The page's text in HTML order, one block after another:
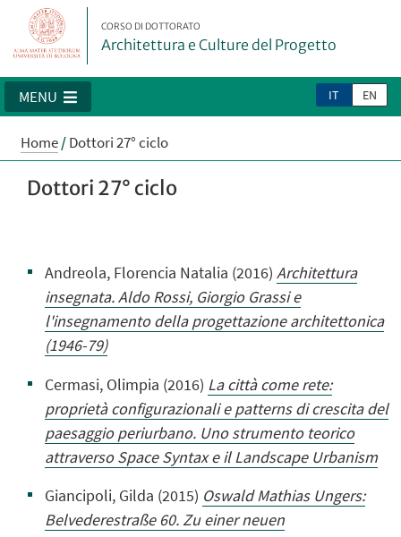
CORSO DI DOTTORATO
Architettura e Culture del Progetto
IT EN
MENU
Home/Dottori 27° ciclo
Dottori 27° ciclo
Andreola, Florencia Natalia (2016) Architettura
insegnata. Aldo Rossi, Giorgio Grassi e
l'insegnamento della progettazione architettonica
(1946-79)
Cermasi, Olimpia (2016) La città come rete:
proprietà configurazionali e patterns di crescita del
paesaggio periurbano. Uno strumento teorico
attraverso Space Syntax e il Landscape Urbanism
Giancipoli, Gilda (2015) Oswald Mathias Ungers:
Belvederestraße 60. Zu einer neuen